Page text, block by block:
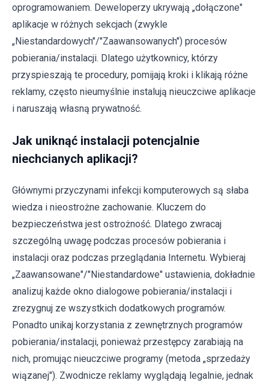
oprogramowaniem. Deweloperzy ukrywają „dołączone"
aplikacje w różnych sekcjach (zwykle
„Niestandardowych"/"Zaawansowanych") procesów
pobierania/instalacji. Dlatego użytkownicy, którzy
przyspieszają te procedury, pomijają kroki i klikają różne
reklamy, często nieumyślnie instalują nieuczciwe aplikacje
i naruszają własną prywatność.
Jak uniknąć instalacji potencjalnie
niechcianych aplikacji?
Głównymi przyczynami infekcji komputerowych są słaba
wiedza i nieostrożne zachowanie. Kluczem do
bezpieczeństwa jest ostrożność. Dlatego zwracaj
szczególną uwagę podczas procesów pobierania i
instalacji oraz podczas przeglądania Internetu. Wybieraj
„Zaawansowane"/"Niestandardowe" ustawienia, dokładnie
analizuj każde okno dialogowe pobierania/instalacji i
zrezygnuj ze wszystkich dodatkowych programów.
Ponadto unikaj korzystania z zewnętrznych programów
pobierania/instalacji, ponieważ przestępcy zarabiają na
nich, promując nieuczciwe programy (metoda „sprzedaży
wiązanej"). Zwodnicze reklamy wyglądają legalnie, jednak